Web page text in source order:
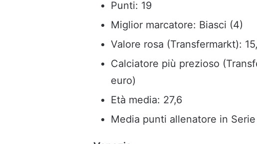
Punti: 19
Miglior marcatore: Biasci (4)
Valore rosa (Transfermarkt):
Calciatore più prezioso
euro)
Età media: 27,6
Media punti allenatore in